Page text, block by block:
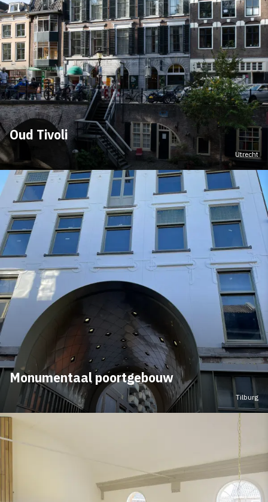
Oud Tivoli
Utrecht
Monumentaal poortgebouw
Tilburg